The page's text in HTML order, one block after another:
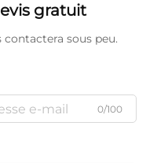
gratuit
sous peu.
0/100